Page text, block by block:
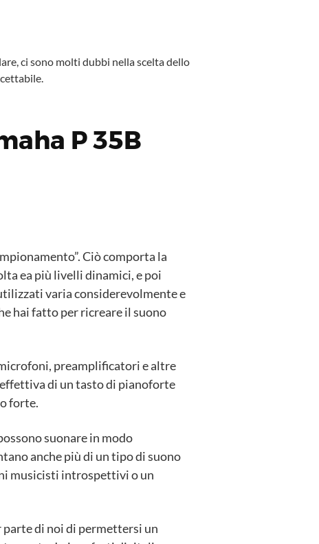
ci sono molti dubbi nella scelta dello
P 35B
Ciò comporta la
ea più livelli dinamici, e poi
varia considerevolmente e
hai fatto per ricreare il suono
preamplificatori e altre
di un tasto di pianoforte
forte.
suonare in modo
anche più di un tipo di suono
musicisti introspettivi o un
parte di noi di permettersi un